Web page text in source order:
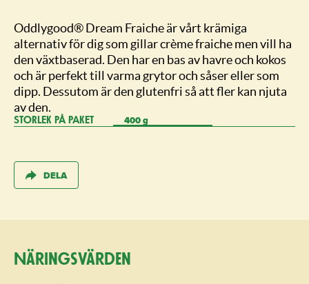
Oddlygood® Dream Fraiche är vårt krämiga
alternativ för dig som gillar crème fraiche men vill ha
den växtbaserad. Den har en bas av havre och kokos
och är perfekt till varma grytor och såser eller som
dipp. Dessutom är den glutenfri så att fler kan njuta
av den.
STORLEK PÅ PAKET 400 g
DELA
Näringsvärden